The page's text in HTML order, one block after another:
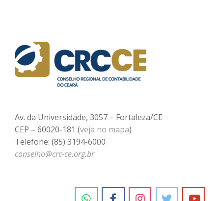
Av. da Universidade, 3057 – Fortaleza/CE
CEP – 60020-181 (veja no mapa)
Telefone: (85) 3194-6000
conselho@crc-ce.org.br